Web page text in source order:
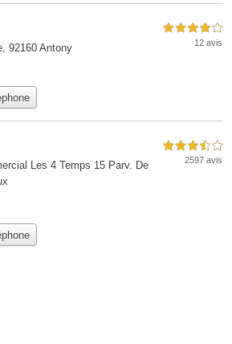
92160 Antony
4,0 étoiles sur 5
12 avis
Les 4 Temps 15 Parv. De
3,5 étoiles sur 5
2597 avis